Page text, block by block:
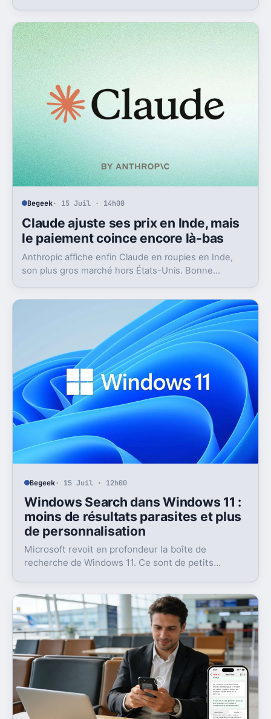
Begeek· 15 Juil · 14h00
Claude ajuste ses prix en Inde, mais
le paiement coince encore là-bas
Anthropic affiche enfin Claude en roupies en Inde,
son plus gros marché hors États-Unis. Bonne
abonnements.
Begeek· 15 Juil · 12h00
Windows Search dans Windows 11 :
moins de résultats parasites et plus
de personnalisation
Microsoft revoit en profondeur la boîte de
recherche de Windows 11. Ce sont de petits